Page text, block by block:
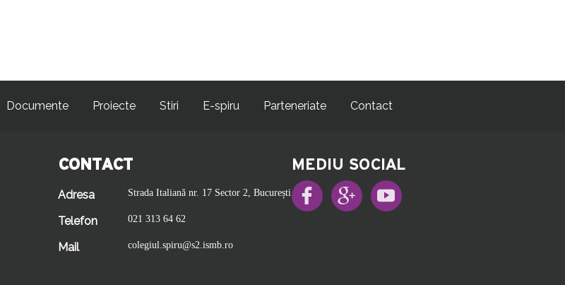
Documente Proiecte Stiri E-spiru Parteneriate Contact
CONTACT
Adresa Strada Italiană nr. 17 Sector 2, București
Telefon 021 313 64 62
Mail colegiul.spiru@s2.ismb.ro
MEDIU SOCIAL